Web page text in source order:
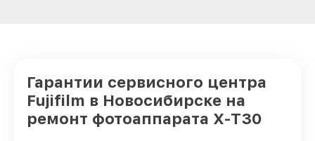
Гарантии сервисного центра
Fujifilm в Новосибирске на
ремонт фотоаппарата X-T30